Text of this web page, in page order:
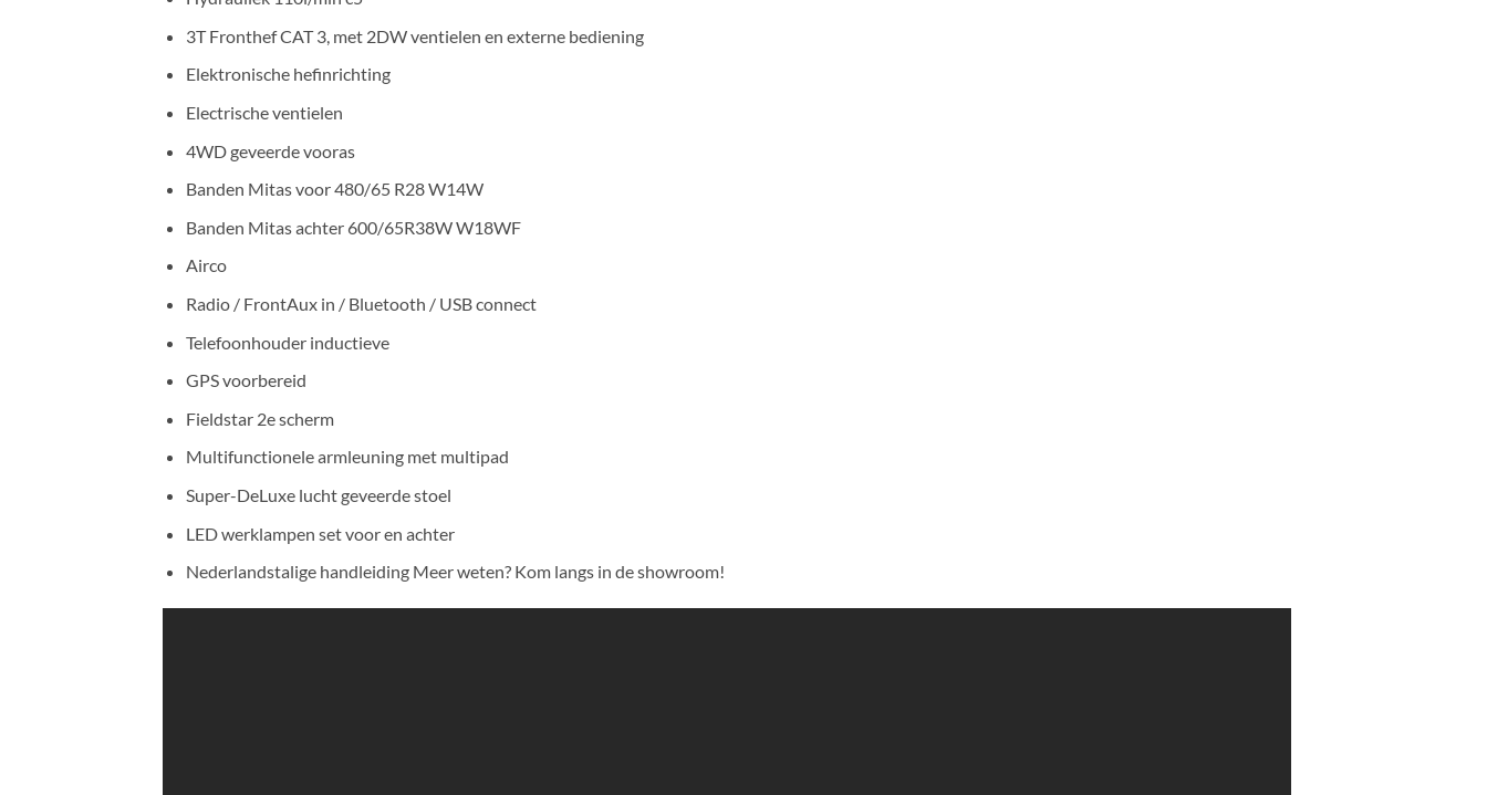
3T Fronthef CAT 3, met 2DW ventielen en externe bediening
Elektronische hefinrichting
Electrische ventielen
4WD geveerde vooras
Banden Mitas voor 480/65 R28 W14W
Banden Mitas achter 600/65R38W W18WF
Airco
Radio / FrontAux in / Bluetooth / USB connect
Telefoonhouder inductieve
GPS voorbereid
Fieldstar 2e scherm
Multifunctionele armleuning met multipad
Super-DeLuxe lucht geveerde stoel
LED werklampen set voor en achter
Nederlandstalige handleiding Meer weten? Kom langs in de showroom!